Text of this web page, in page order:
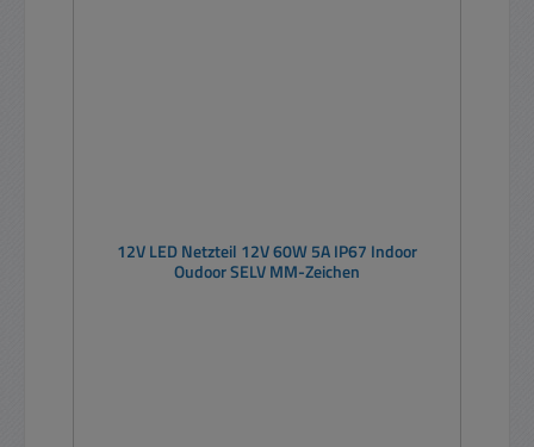
12V LED Netzteil 12V 60W 5A IP67 Indoor
Oudoor SELV MM-Zeichen